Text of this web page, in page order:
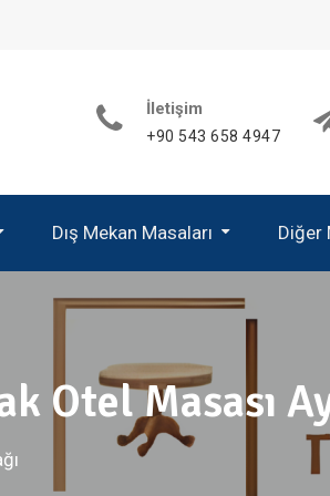
İletişim
+90 543 658 4947
Dış Mekan Masaları Diğer
Otel Masası